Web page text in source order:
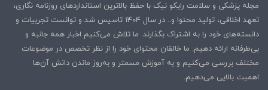
مجله پزشکی و سلامت رایکو نیک با حفظ بالاترین استانداردهای روزنامه نگاری،
تعهد اخلاقی، تولید محتوا و.. در سال ۱۴۰۴ تاسیس شد و توانست تجربیات و
دانسته‌های خود را به اشتراک بگذارند. ما تلاش می‌کنیم اخبار همه جانبه و
بی‌طرفانه ارائه دهیم. ما خالقان محتوای خود را از نظر تخصص در موضوعات
مختلف بررسی می‌کنیم و به آموزش مسمتر و به‌روز ماندن دانش آن‌ها
اهمیت بالایی می‌دهیم.